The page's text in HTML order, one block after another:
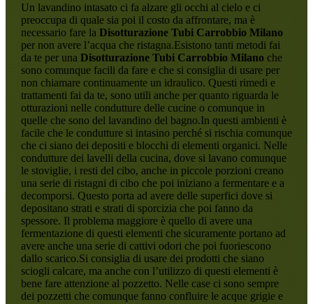
Un lavandino intasato ci fa alzare gli occhi al cielo e ci
preoccupa di quale sia poi il costo da affrontare, ma è
necessario fare la Disotturazione Tubi Carrobbio Milano
per non avere l’acqua che ristagna.Esistono tanti metodi fai
da te per una Disotturazione Tubi Carrobbio Milanoche
sono comunque facili da fare e che si consiglia di usare per
non chiamare continuamente un idraulico. Questi rimedi e
trattamenti fai da te, sono utili anche per quanto riguarda le
otturazioni nelle condutture delle cucine o comunque in
quelle che sono del lavandino del bagno.In questi ambienti è
facile che le condutture si intasino perché si rischia comunque
che ci siano dei depositi e blocchi di elementi organici. Nelle
condutture dei lavelli della cucina, dove si lavano comunque
le stoviglie, i resti del cibo, anche in piccole porzioni creano
una serie di ristagni di cibo che poi iniziano a fermentare e a
decomporsi. Questo porta ad avere delle superfici dove si
depositano strati e strati di sporcizia che poi fanno da
spessore. Il problema maggiore è quello di avere una
fermentazione di questi elementi che sicuramente portano ad
avere anche una serie di cattivi odori che poi fuoriescono
dallo scarico.Si consiglia di usare dei prodotti che siano
sciogli calcare, ma anche con l’utilizzo di questi elementi è
bene fare attenzione al pozzetto. Nelle case ci sono sempre
dei pozzetti che comunque fanno confluire le acque grigie e